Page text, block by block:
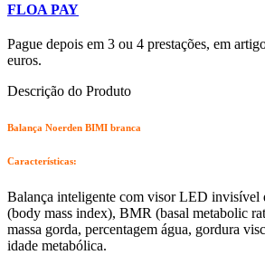
FLOA PAY
Pague depois em 3 ou 4 prestações, em
euros.
Descrição do Produto
Balança Noerden BIMI branca
Características:
Balança inteligente com visor LED invisível
(body mass index), BMR (basal metabolic
massa gorda, percentagem água, gordura
idade metabólica.